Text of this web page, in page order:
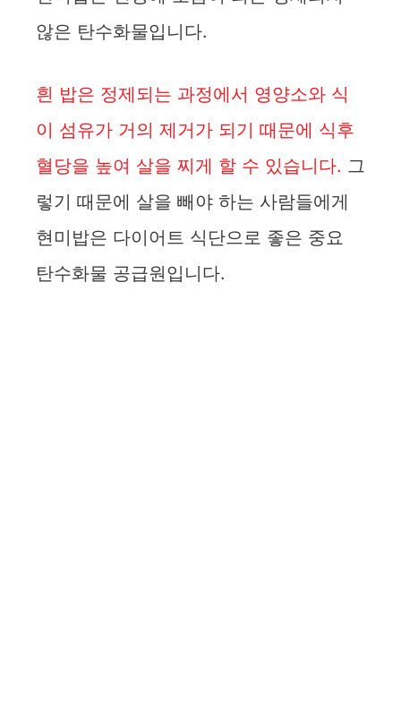
않은 탄수화물입니다.
흰 밥은 정제되는 과정에서 영양소와 식
이 섬유가 거의 제거가 되기 때문에 식후
혈당을 높여 살을 찌게 할 수 있습니다. 그
렇기 때문에 살을 빼야 하는 사람들에게
현미밥은 다이어트 식단으로 좋은 중요
탄수화물 공급원입니다.